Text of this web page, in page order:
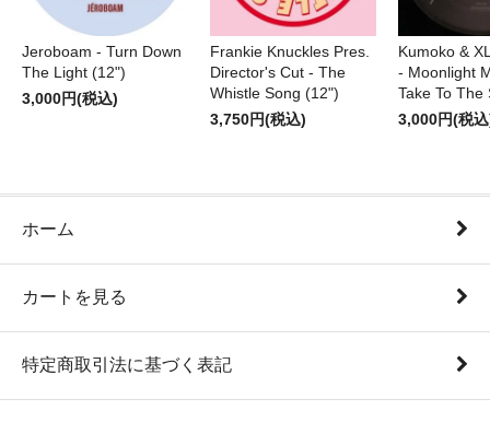
Jeroboam - Turn Down
The Light (12")
3,000円(税込)
Frankie Knuckles Pres.
Director's Cut - The
Whistle Song (12")
3,750円(税込)
Kumoko &
- Moonlight
Take To The
3,000円(税
ホーム
カートを見る
特定商取引法に基づく表記